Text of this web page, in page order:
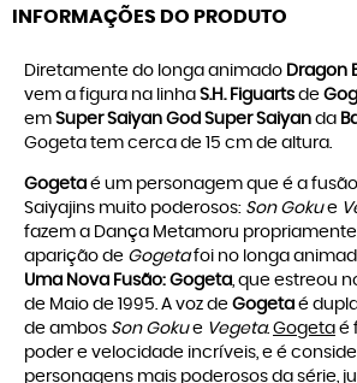
INFORMAÇÕES DO PRODUTO
Diretamente do longa animado Dragon
vem a figura na linha S.H. Figuarts de
em Super Saiyan God Super Saiyan da
Gogeta tem cerca de 15 cm de altura.
Gogeta é um personagem que é a
Saiyajins muito poderosos: Son Gokue
fazem a Dança Metamoru
aparição de Gogetafoi no longa
Uma Nova Fusão: Gogeta, que estreou
de Maio de 1995. A voz de Gogeta é
de ambos Son Gokue Vegeta. Gogeta é
poder e velocidade incríveis, e é
personagens mais poderosos da série,